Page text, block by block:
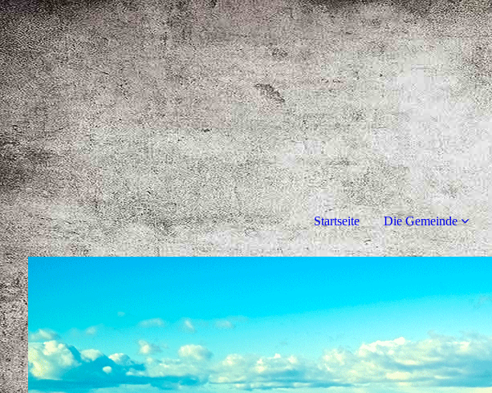
Startseite Die Gemeinde